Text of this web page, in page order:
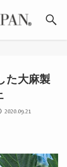
た大麻製
2020.09.21